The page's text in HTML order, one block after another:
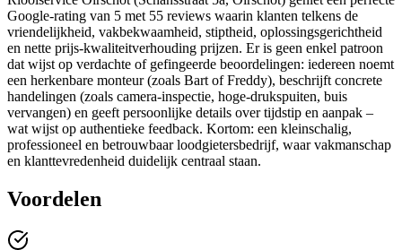
Google‑rating van 5 met 55 reviews waarin klanten telkens de
vriendelijkheid, vakbekwaamheid, stiptheid, oplossingsgerichtheid
en nette prijs‑kwaliteitverhouding prijzen. Er is geen enkel patroon
dat wijst op verdachte of gefingeerde beoordelingen: iedereen noemt
een herkenbare monteur (zoals Bart of Freddy), beschrijft concrete
handelingen (zoals camera‑inspectie, hoge‑drukspuiten, buis
vervangen) en geeft persoonlijke details over tijdstip en aanpak –
wat wijst op authentieke feedback. Kortom: een kleinschalig,
professioneel en betrouwbaar loodgietersbedrijf, waar vakmanschap
en klanttevredenheid duidelijk centraal staan.
Voordelen